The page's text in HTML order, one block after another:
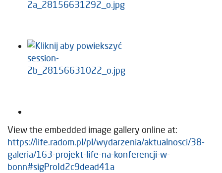
View the embedded image gallery online at:
https://life.radom.pl/pl/wydarzenia/aktualnosci/38-
galeria/163-projekt-life-na-konferencji-w-
bonn#sigProId2c9dead41a